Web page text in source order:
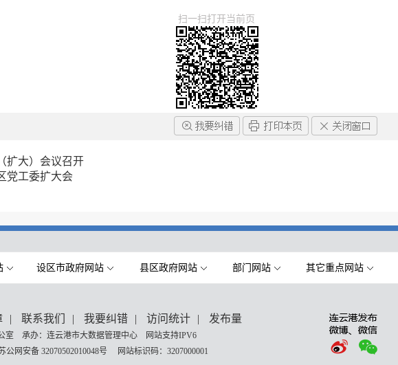
扫一扫打开当前页
扩大）会议召开
党工委扩大会
设区市政府网站 县区政府网站 部门网站 其它重点网站
| 联系我们 | 我要纠错 | 访问统计 | 发布量
室 承办：连云港市大数据管理中心 网站支持IPV6
公网安备 32070502010048号 网站标识码：3207000001